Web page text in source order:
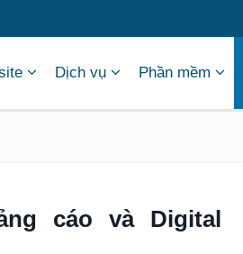
Dịch vụ Phần mềm
cáo và Digital